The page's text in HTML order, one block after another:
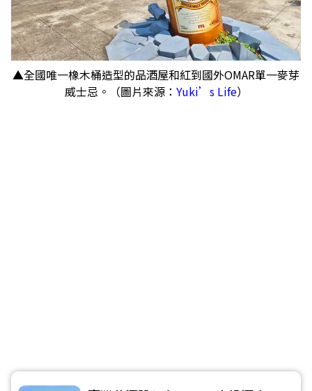
▲全國唯一橡木桶造型的品酒屋和紅到國外OMAR單一麥芽
威士忌。（圖片來源： Yuki’s Life）